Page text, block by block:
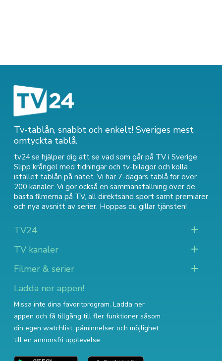
Tv-tablån, snabbt och enkelt! Sveriges mest
omtyckta tablå.
tv24.se hjälper dig att se vad som går på TV i Sverige.
Slipp krångel med tidningar och tv-bilagor och kolla
istället tablån på nätet. Vi har 7-dagars tablå för över
200 kanaler. Vi gör också en sammanställning över de
bästa filmerna på TV, all direktsänd sport samt premiärer
och nya avsnitt av serier. Hoppas du gillar tjänsten!
TV24
TV kanaler
Filmer & serier
Ladda ner appen!
Missa inte dina favoritprogram. Ladda ner
appen och få tillgång till fler funktioner såsom
din egen watchlist, påminnelser och möjlighet
till en annonsfri upplevelse.